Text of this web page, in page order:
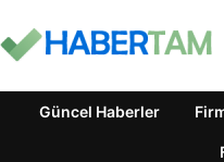
Güncel Haberler